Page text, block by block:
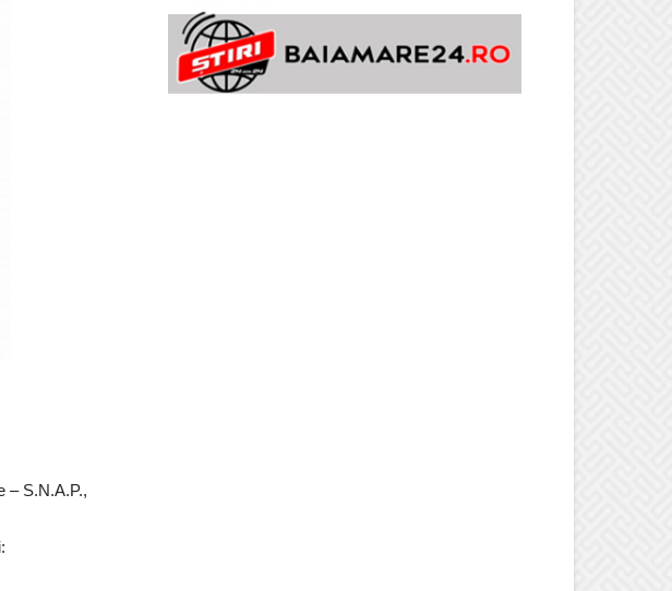
– S.N.A.P.,